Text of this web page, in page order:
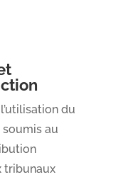
du
au
tribunaux